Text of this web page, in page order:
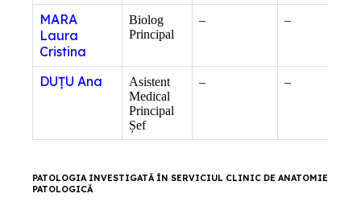
MARA
Laura
Cristina
Biolog
Principal
– –
DUȚU Ana
Asistent
Medical
Principal
Șef
– –
PATOLOGIA INVESTIGATĂ ÎN SERVICIUL CLINIC DE ANATOMIE
PATOLOGICĂ